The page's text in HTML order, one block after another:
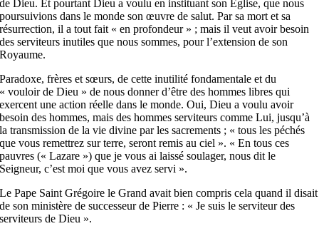
de Dieu. Et pourtant Dieu a voulu en instituant son Église, que nous
poursuivions dans le monde son œuvre de salut. Par sa mort et sa
résurrection, il a tout fait « en profondeur » ; mais il veut avoir besoin
des serviteurs inutiles que nous sommes, pour l’extension de son
Royaume.
Paradoxe, frères et sœurs, de cette inutilité fondamentale et du
« vouloir de Dieu » de nous donner d’être des hommes libres qui
exercent une action réelle dans le monde. Oui, Dieu a voulu avoir
besoin des hommes, mais des hommes serviteurs comme Lui, jusqu’à
la transmission de la vie divine par les sacrements ; « tous les péchés
que vous remettrez sur terre, seront remis au ciel ». « En tous ces
pauvres (« Lazare ») que je vous ai laissé soulager, nous dit le
Seigneur, c’est moi que vous avez servi ».
Le Pape Saint Grégoire le Grand avait bien compris cela quand il disait
de son ministère de successeur de Pierre : « Je suis le serviteur des
serviteurs de Dieu ».